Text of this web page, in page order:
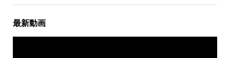
最新動画